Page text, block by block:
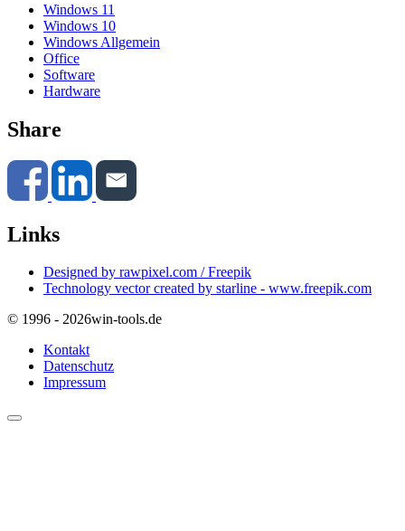
Windows 11
Windows 10
Windows Allgemein
Office
Software
Hardware
Share
Links
Designed by rawpixel.com / Freepik
Technology vector created by starline - www.freepik.com
© 1996 - 2026win-tools.de
Kontakt
Datenschutz
Impressum